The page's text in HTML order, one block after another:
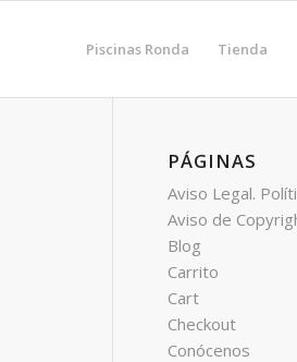
Piscinas Ronda Tienda
PÁGINAS
Aviso Legal.
Aviso de
Blog
Carrito
Cart
Checkout
Conócenos